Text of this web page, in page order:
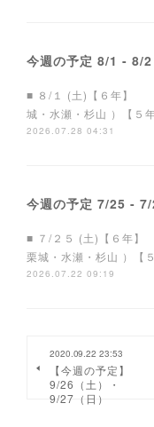
今週の予定 8/1 - 8/2
■ ８/１ (土)【６
城・水瀬・杉山 ）
2026.07.28 04:31
今週の予定 7/25 -
■ ７/２５ (土)【
栗城・水瀬・杉山
2026.07.22 09:19
2020.09.22 23:53
【今週の予定】
9/26（土）・
9/27（日）